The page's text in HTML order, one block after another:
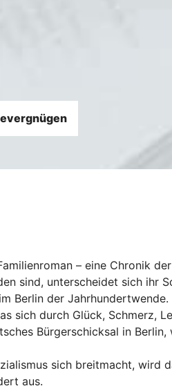
– eine Chronik
sind, unterscheidet sich ihr
Berlin der
sich durch Glück, Schmerz,
Bürgerschicksal in
sich breitmacht, wird
aus.